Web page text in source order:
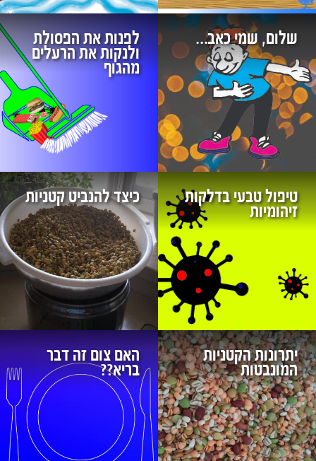
שלום, שמי כאב… לפנות את הפסולת
ולנקות את הרעלים
מהגוף
טיפול טבעי בדלקות
זיהומיות
כיצד להנביט קטניות
יתרונות הקטניות
המונבטות ‏
האם צום זה דבר
בריא??‏